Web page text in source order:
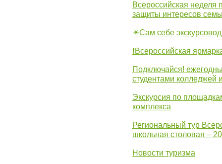
Всероссийская
защиты интересов
☀Сам себе экскурсовод
❗Всероссийская
Подключайся!
студентами колледжей
Экскурсия по
комплекса
Региональный тур
школьная столовая –
Новости туризма